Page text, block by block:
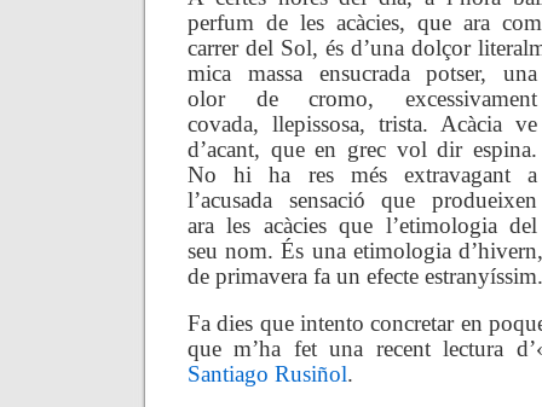
perfum de les acàcies, que ara
carrer del Sol, és d’una dolçor
mica massa ensucrada potser, una
olor de cromo, excessivament
covada, llepissosa, trista. Acàcia ve
d’acant, que en grec vol dir espina.
No hi ha res més extravagant a
l’acusada sensació que produeixen
ara les acàcies que l’etimologia del
seu nom. És una etimologia
de primavera fa un efecte estranyíssim.
Fa dies que intento concretar en
que m’ha fet una recent lectura
Santiago Rusiñol.